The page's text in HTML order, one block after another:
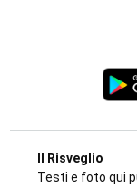
Il Risveglio
Testi e foto qui